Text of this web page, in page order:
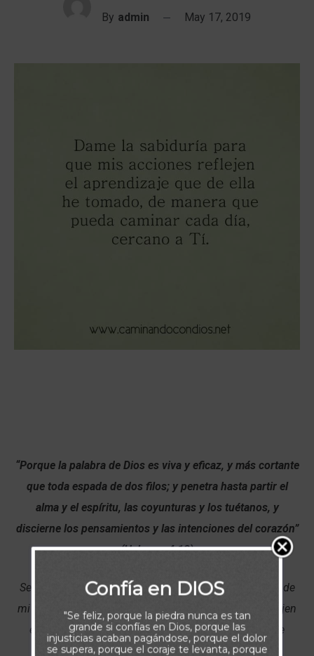
By admin May 17, 2019
“Porque la palabra de Dios es viva y eficaz, y más cortante
que toda espada de dos filos; y penetra hasta partir el
alma y el espíritu, las coyunturas y los tuétanos, y
discierne los pensamientos y las intenciones del corazón”
(Hebreos 4:12)
Señor, ayúdame cada día a hacer de Tu palabra la guía de
mi vida. Dame la sabiduría para que mis acciones reflejen
el aprendizaje que de ella he tomado, de manera que
pueda caminar cada día, cercano a Tí. Amén
Confía en DIOS
"Se feliz, porque la piedra nunca es tan
grande si confías en Dios, porque las
injusticias acaban pagándose, porque el dolor
se supera, porque el coraje te levanta, porque